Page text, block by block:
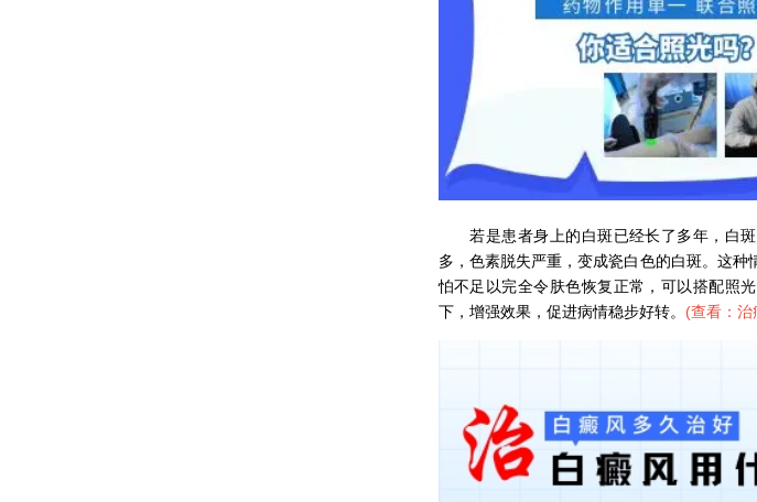
若是患者身上的白斑已经长了多年，白斑
多，色素脱失严重，变成瓷白色的白斑。这
怕不足以完全令肤色恢复正常，可以搭配照
下，增强效果，促进病情稳步好转。 (查看：治